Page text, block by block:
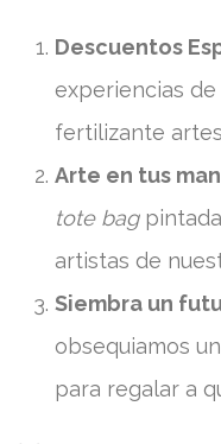
Descuentos
experiencias
fertilizante
Arte en tus
tote bagpintada
artistas de
Siembra un
obsequiamos
para regalar a